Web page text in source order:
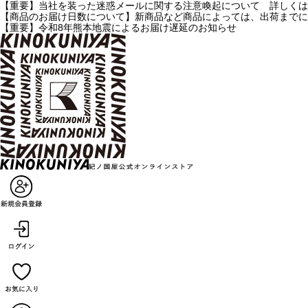
【重要】当社を装った迷惑メールに関する注意喚起について 詳しく
【商品のお届け日数について】新商品など商品によっては、出荷ま
【重要】令和8年熊本地震によるお届け遅延のお知らせ